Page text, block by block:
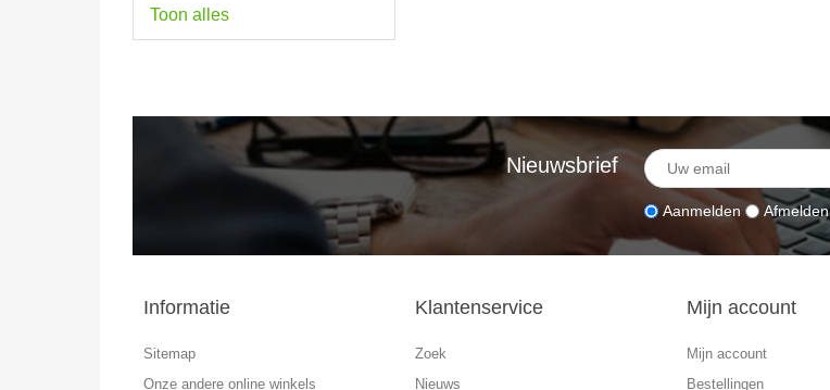
Toon alles
Nieuwsbrief
Aanmelden Afmelden
Informatie
Sitemap
Onze andere online winkels
Klantenservice
Zoek
Nieuws
Mijn account
Mijn account
Bestellingen